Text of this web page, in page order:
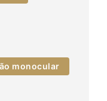
monocular